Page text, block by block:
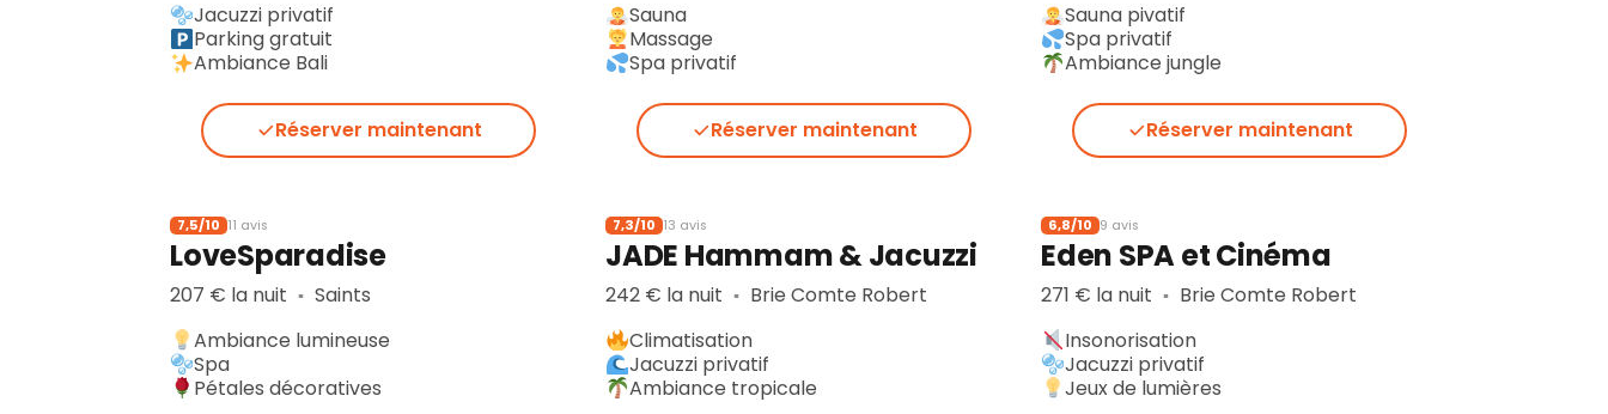
Jacuzzi privatif
Parking gratuit
Ambiance Bali
Réserver maintenant
Sauna
Massage
Spa privatif
Réserver maintenant
Sauna pivatif
Spa privatif
Ambiance jungle
Réserver maintenant
7,5/10 11 avis
LoveSparadise
207 € la nuit ▪︎ Saints
Ambiance lumineuse
Spa
Pétales décoratives
7,3/10 13 avis
JADE Hammam & Jacuzzi
242 € la nuit ▪︎ Brie Comte Robert
Climatisation
Jacuzzi privatif
Ambiance tropicale
6,8/10 9 avis
Eden SPA et Cinéma
271 € la nuit ▪︎ Brie Comte Robert
Insonorisation
Jacuzzi privatif
Jeux de lumières